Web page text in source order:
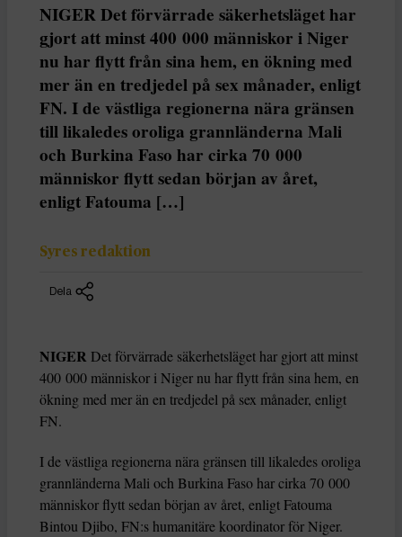
NIGER Det förvärrade säkerhetsläget har
gjort att minst 400 000 människor i Niger
nu har flytt från sina hem, en ökning med
mer än en tredjedel på sex månader, enligt
FN. I de västliga regionerna nära gränsen
till likaledes oroliga grannländerna Mali
och Burkina Faso har cirka 70 000
människor flytt sedan början av året,
enligt Fatouma […]
Syres redaktion
Dela
NIGER Det förvärrade säkerhetsläget har gjort att minst
400 000 människor i Niger nu har flytt från sina hem, en
ökning med mer än en tredjedel på sex månader, enligt
FN.
I de västliga regionerna nära gränsen till likaledes oroliga
grannländerna Mali och Burkina Faso har cirka 70 000
människor flytt sedan början av året, enligt Fatouma
Bintou Djibo, FN:s humanitäre koordinator för Niger.